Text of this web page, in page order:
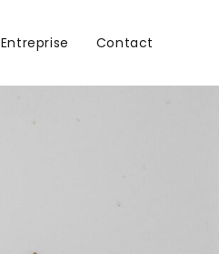
Entreprise Contact